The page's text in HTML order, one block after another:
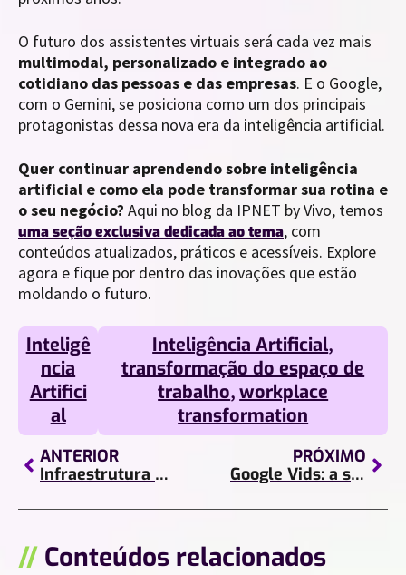
O futuro dos assistentes virtuais será cada vez mais
multimodal, personalizado e integrado ao
cotidiano das pessoas e das empresas. E o Google,
com o Gemini, se posiciona como um dos principais
protagonistas dessa nova era da inteligência artificial.
Quer continuar aprendendo sobre inteligência
artificial e como ela pode transformar sua rotina e
o seu negócio? Aqui no blog da IPNET by Vivo, temos
uma seção exclusiva dedicada ao tema, com
conteúdos atualizados, práticos e acessíveis. Explore
agora e fique por dentro das inovações que estão
moldando o futuro.
Inteligê
ncia
Artifici
al
Inteligência Artificial,
transformação do espaço de
trabalho,workplace
transformation
ANTERIOR
Infraestrutura em nuvem: o que é, como funciona e por que sua empresa precisa investir
PRÓXIMO
Google Vids: a solução ideal para criar vídeos sem ser editor
// Conteúdos relacionados